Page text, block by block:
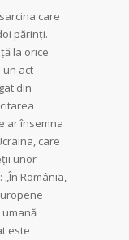
care
părinți.
la orice
un act
din
ar însemna
care
unor
România,
este